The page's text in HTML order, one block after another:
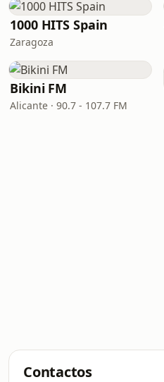
1000 HITS Spain
Zaragoza
Bikini FM
Alicante · 90.7 - 107.7 FM
Contactos